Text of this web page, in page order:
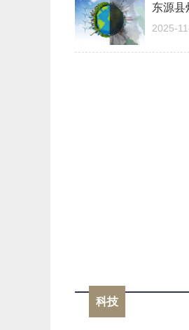
2025-
科技